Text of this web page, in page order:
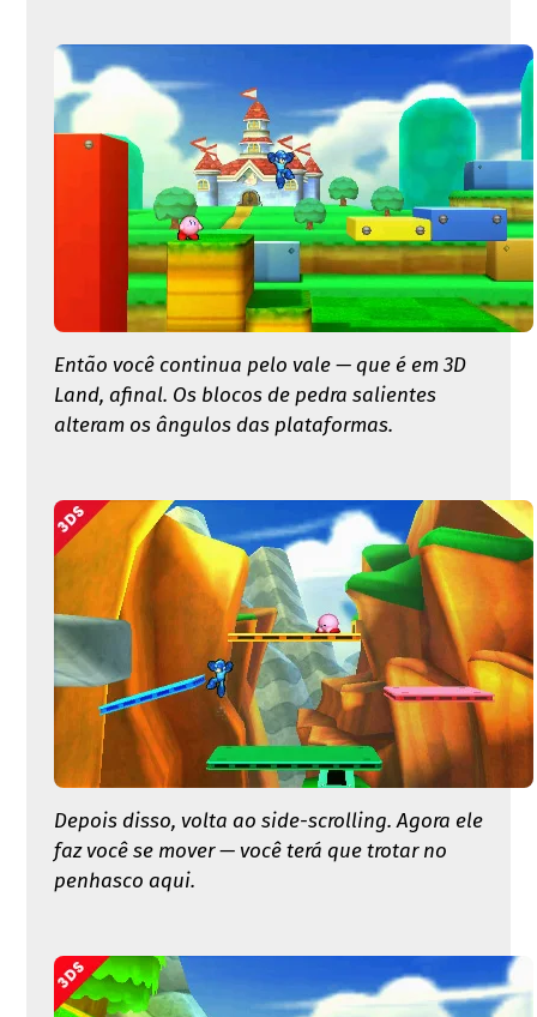
Então você continua pelo vale — que é em 3D
Land, afinal. Os blocos de pedra salientes
alteram os ângulos das plataformas.
Depois disso, volta ao side-scrolling. Agora ele
faz você se mover — você terá que trotar no
penhasco aqui.